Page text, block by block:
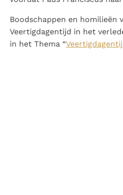
en is volledig afhankelijk
Ik help mee!
Boodschappen en homilieën
Veertigdagentijd in het
in het Thema “